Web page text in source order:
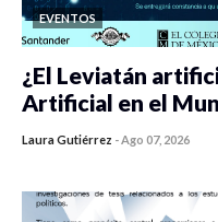
EVENTOS
¿El Leviatán
Artificial en el
Laura Gutiérrez -Ago 07, 2026